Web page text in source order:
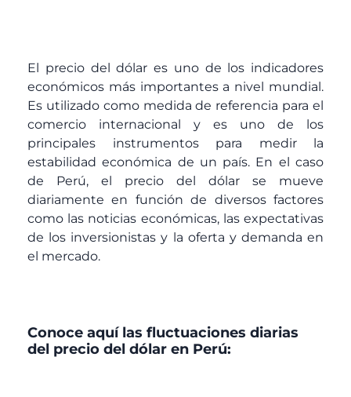
El precio del dólar es uno de los indicadores
económicos más importantes a nivel mundial.
Es utilizado como medida de referencia para el
comercio internacional y es uno de los
principales instrumentos para medir la
estabilidad económica de un país. En el caso
de Perú, el precio del dólar se mueve
diariamente en función de diversos factores
como las noticias económicas, las expectativas
de los inversionistas y la oferta y demanda en
el mercado.
Conoce aquí las fluctuaciones diarias
del precio del dólar en Perú: